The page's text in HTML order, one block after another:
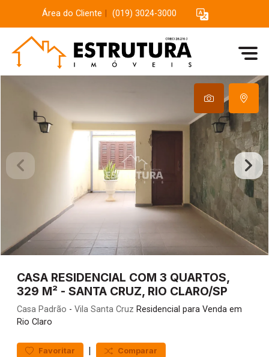
Área do Cliente (019) 3024-3000
CASA RESIDENCIAL COM 3 QUARTOS,
329 M² - SANTA CRUZ, RIO CLARO/SP
Casa Padrão - Vila Santa Cruz Residencial para Venda em
Rio Claro
Favoritar | Comparar